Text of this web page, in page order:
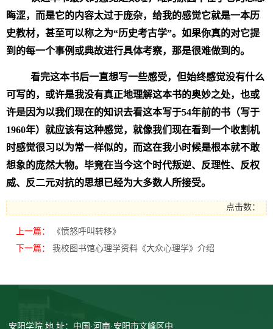
晦涩，而是它的内容太过于庞杂，给我的感觉它就是一本历
史教材，甚至可以称之为“历史考古学”。如果你真的对它提
到的每一个事例或典故进行具体考察，那是很难做到的。
看完这本书后一直想写一些感受，但始终感觉没有什么
可写的，或许是我没有真正地理解这本书的奥妙之处，也或
许是因为以我们现在的知识去看这本写于54年前的书（写于
1960年）就应该有这种感觉，就像我们现在看到一个收割机
时感觉很习以为常一样似的，而这在我小时候是根本就不敢
想象的庞然大物。毕竟在当今这个时代叛逆、反理性、反权
威、反二元对抗的思想已经为大多数人所接受。
点击数：
上一篇：
《愤怒呼叫转移》
下一篇：
我校图书馆心理学资料《大众心理学》介绍
安阳学院 地 址：中国·河南·安阳市文峰区中